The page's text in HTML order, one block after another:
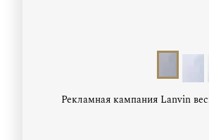
Рекламная кампания Lanvin